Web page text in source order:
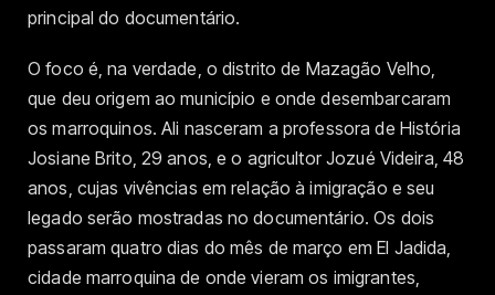
principal do documentário.
O foco é, na verdade, o distrito de Mazagão Velho,
que deu origem ao município e onde desembarcaram
os marroquinos. Ali nasceram a professora de História
Josiane Brito, 29 anos, e o agricultor Jozué Videira, 48
anos, cujas vivências em relação à imigração e seu
legado serão mostradas no documentário. Os dois
passaram quatro dias do mês de março em El Jadida,
cidade marroquina de onde vieram os imigrantes,